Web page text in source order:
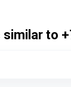
similar to